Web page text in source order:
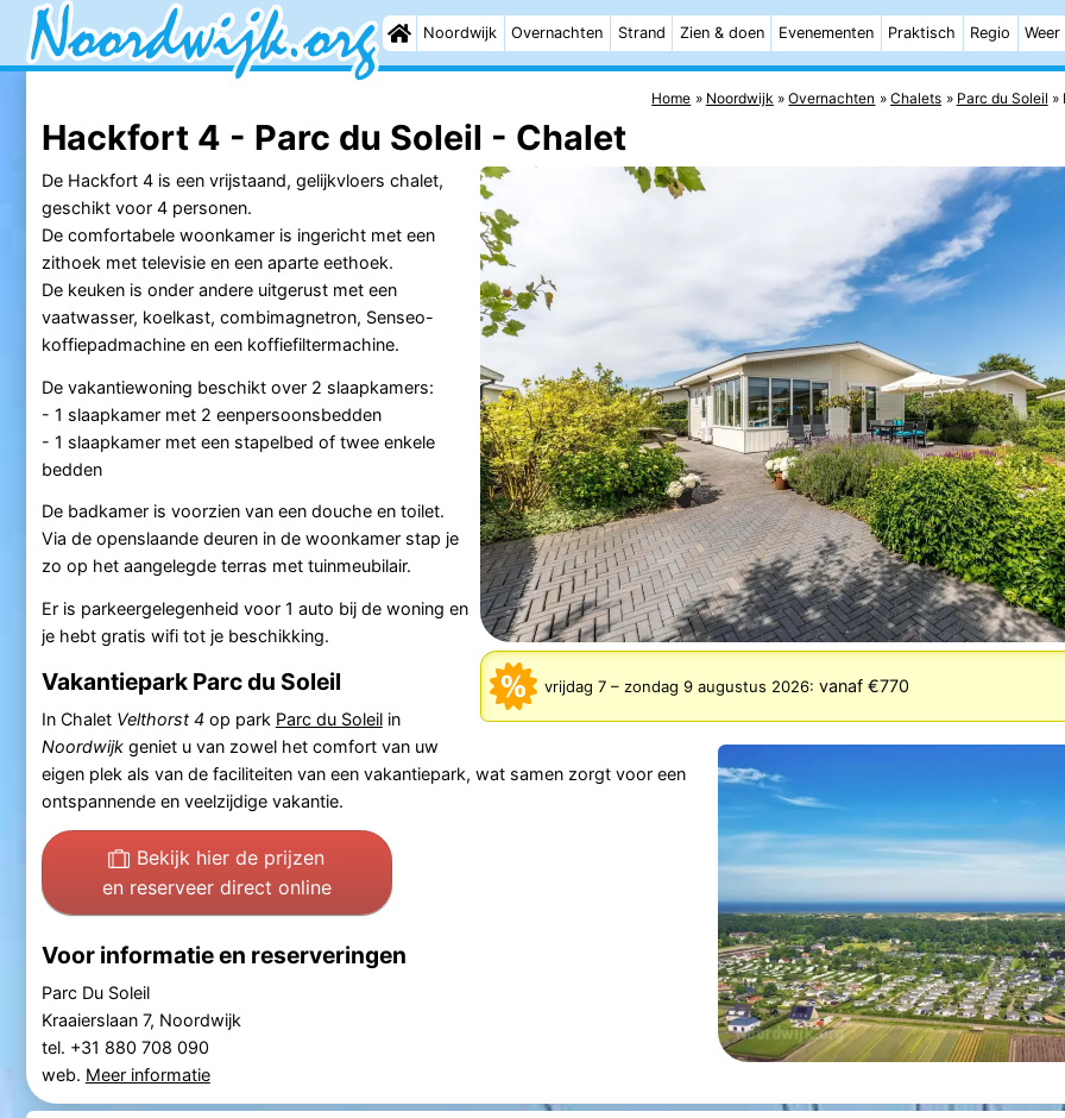
Noordwijk Overnachten Strand Zien & doen Evenementen Praktisch Regio Weer
Home Noordwijk Overnachten Chalets Parc du Soleil
Hackfort 4 - Parc du Soleil - Chalet
vrijdag 7– zondag 9 augustus 2026: vanaf €770
De Hackfort 4 is een vrijstaand, gelijkvloers chalet,
geschikt voor 4 personen.
De comfortabele woonkamer is ingericht met een
zithoek met televisie en een aparte eethoek.
De keuken is onder andere uitgerust met een
vaatwasser, koelkast, combimagnetron, Senseo-
koffiepadmachine en een koffiefiltermachine.
De vakantiewoning beschikt over 2 slaapkamers:
- 1 slaapkamer met 2 eenpersoonsbedden
- 1 slaapkamer met een stapelbed of twee enkele
bedden
De badkamer is voorzien van een douche en toilet.
Via de openslaande deuren in de woonkamer stap je
zo op het aangelegde terras met tuinmeubilair.
Er is parkeergelegenheid voor 1 auto bij de woning en
je hebt gratis wifi tot je beschikking.
Vakantiepark Parc du Soleil
In Chalet Velthorst 4op park Parc du Soleilin
Noordwijkgeniet u van zowel het comfort van uw
eigen plek als van de faciliteiten van een vakantiepark, wat samen zorgt voor een
ontspannende en veelzijdige vakantie.
Bekijk hier de prijzen
en reserveer direct online
Voor informatie en reserveringen
Parc Du Soleil
Kraaierslaan 7, Noordwijk
tel. +31 880 708 090
web. Meer informatie